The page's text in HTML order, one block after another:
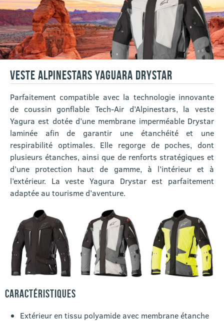
VESTE ALPINESTARS YAGUARA DRYSTAR
Parfaitement compatible avec la technologie innovante
de coussin gonflable Tech-Air d’Alpinestars, la veste
Yagura est dotée d’une membrane imperméable Drystar
laminée afin de garantir une étanchéité et une
respirabilité optimales. Elle regorge de poches, dont
plusieurs étanches, ainsi que de renforts stratégiques et
d’une protection haut de gamme, à l’intérieur et à
l’extérieur. La veste Yagura Drystar est parfaitement
adaptée au tourisme d’aventure.
CARACTÉRISTIQUES
Extérieur en tissu polyamide avec membrane étanche